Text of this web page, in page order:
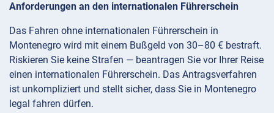
Anforderungen an den internationalen Führerschein
Das Fahren ohne internationalen Führerschein in
Montenegro wird mit einem Bußgeld von 30–80 € bestraft.
Riskieren Sie keine Strafen — beantragen Sie vor Ihrer Reise
einen internationalen Führerschein. Das Antragsverfahren
ist unkompliziert und stellt sicher, dass Sie in Montenegro
legal fahren dürfen.